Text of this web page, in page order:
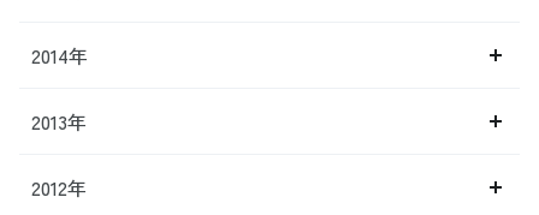
2014年
2013年
2012年